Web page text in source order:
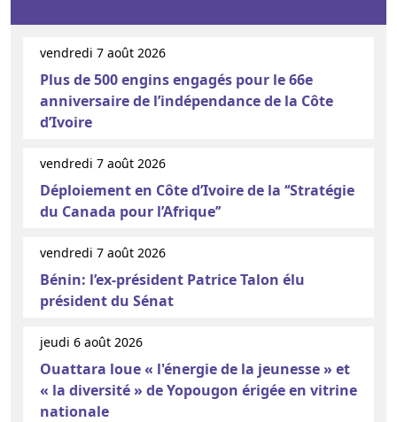
vendredi 7 août 2026
Plus de 500 engins engagés pour le 66e
anniversaire de l’indépendance de la Côte
d’Ivoire
vendredi 7 août 2026
Déploiement en Côte d’Ivoire de la ‘‘Stratégie
du Canada pour l’Afrique’’
vendredi 7 août 2026
Bénin: l’ex-président Patrice Talon élu
président du Sénat
jeudi 6 août 2026
Ouattara loue « l'énergie de la jeunesse » et
« la diversité » de Yopougon érigée en vitrine
nationale